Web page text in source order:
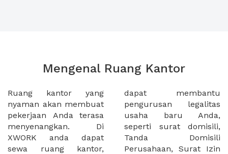
Mengenal Ruang Kantor
Ruang kantor yang
nyaman akan membuat
pekerjaan Anda terasa
menyenangkan. Di
XWORK anda dapat
sewa ruang kantor,
dapat membantu
pengurusan legalitas
usaha baru Anda,
seperti surat domisili,
Tanda Domisili
Perusahaan, Surat Izin